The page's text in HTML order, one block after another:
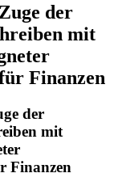
der
mit
Finanzen
der
mit
Finanzen